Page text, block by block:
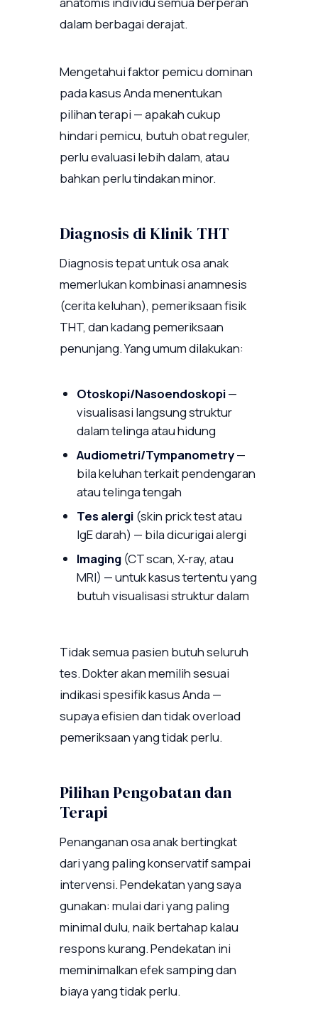
dalam berbagai derajat.
Mengetahui faktor pemicu dominan
pada kasus Anda menentukan
pilihan terapi — apakah cukup
hindari pemicu, butuh obat reguler,
perlu evaluasi lebih dalam, atau
bahkan perlu tindakan minor.
Diagnosis di Klinik THT
Diagnosis tepat untuk osa anak
memerlukan kombinasi anamnesis
(cerita keluhan), pemeriksaan fisik
THT, dan kadang pemeriksaan
penunjang. Yang umum dilakukan:
Otoskopi/Nasoendoskopi—
visualisasi langsung struktur
dalam telinga atau hidung
Audiometri/Tympanometry—
bila keluhan terkait pendengaran
atau telinga tengah
Tes alergi (skin prick test atau
IgE darah) — bila dicurigai alergi
Imaging (CT scan, X-ray, atau
MRI) — untuk kasus tertentu yang
butuh visualisasi struktur dalam
Tidak semua pasien butuh seluruh
tes. Dokter akan memilih sesuai
indikasi spesifik kasus Anda —
supaya efisien dan tidak overload
pemeriksaan yang tidak perlu.
Pilihan Pengobatan dan
Terapi
Penanganan osa anak bertingkat
dari yang paling konservatif sampai
intervensi. Pendekatan yang saya
gunakan: mulai dari yang paling
minimal dulu, naik bertahap kalau
respons kurang. Pendekatan ini
meminimalkan efek samping dan
biaya yang tidak perlu.